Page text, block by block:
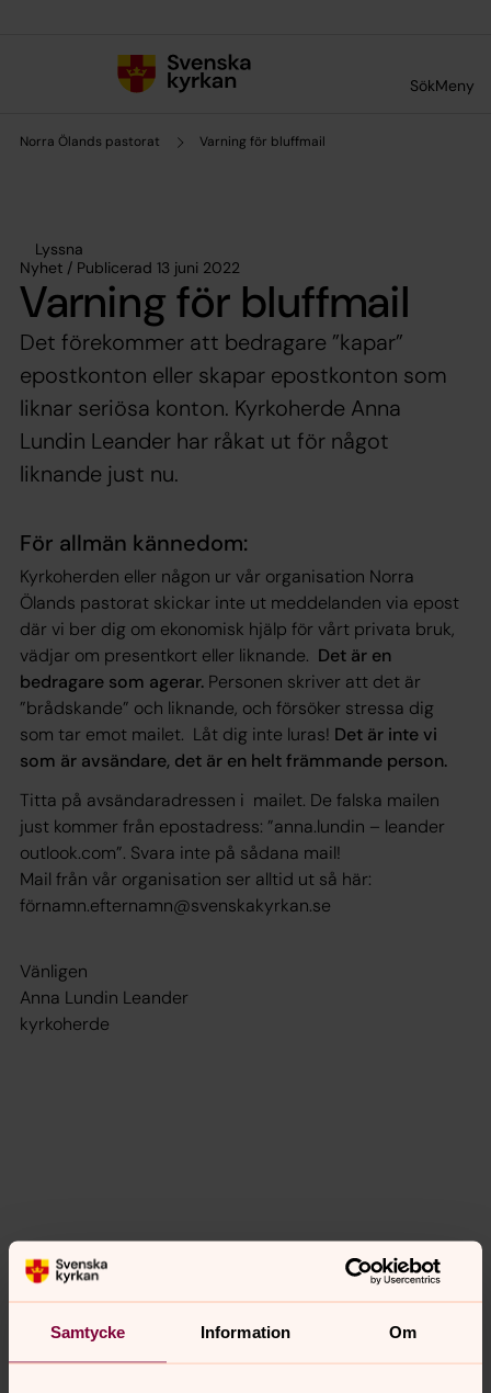
Samtycke Information Om
SökMeny
Norra Ölands pastorat Varning för bluffmail
Lyssna
Nyhet / Publicerad 13 juni 2022
Varning för bluffmail
Det förekommer att bedragare ”kapar”
epostkonton eller skapar epostkonton som
liknar seriösa konton. Kyrkoherde Anna
Lundin Leander har råkat ut för något
liknande just nu.
För allmän kännedom:
Kyrkoherden eller någon ur vår organisation Norra
Ölands pastorat skickar inte ut meddelanden via epost
där vi ber dig om ekonomisk hjälp för vårt privata bruk,
vädjar om presentkort eller liknande. Det är en
bedragare som agerar. Personen skriver att det är
”brådskande” och liknande, och försöker stressa dig
som tar emot mailet. Låt dig inte luras! Det är inte vi
som är avsändare, det är en helt främmande person.
Titta på avsändaradressen i mailet. De falska mailen
just kommer från epostadress: ”anna.lundin – leander
outlook.com”. Svara inte på sådana mail!
Mail från vår organisation ser alltid ut så här:
förnamn.efternamn@svenskakyrkan.se
Vänligen
Anna Lundin Leander
kyrkoherde